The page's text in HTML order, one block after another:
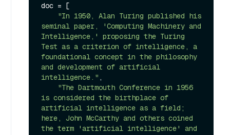
doc = [
"In 1950, Alan Turing published his
seminal paper, 'Computing Machinery and
Intelligence,' proposing the Turing
Test as a criterion of intelligence, a
foundational concept in the philosophy
and development of artificial
intelligence." ,
"The Dartmouth Conference in 1956
is considered the birthplace of
artificial intelligence as a field;
here, John McCarthy and others coined
the term 'artificial intelligence' and